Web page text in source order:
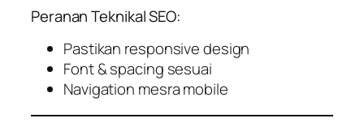
Peranan Teknikal SEO:
Pastikan responsive design
Font & spacing sesuai
Navigation mesra mobile